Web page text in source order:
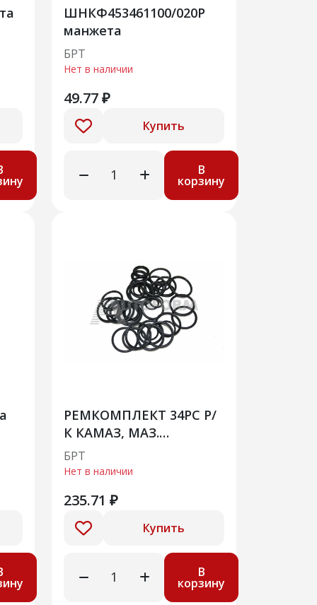
ШНКФ453461100/020Р
манжета
БРТ
Нет в наличии
49.77 ₽
Купить
В
корзину
РЕМКОМПЛЕКТ 34РС Р/
К КАМАЗ, МАЗ.
Манжеты секции
топливного насоса
ТНВД 4 намен
БРТ
Нет в наличии
235.71 ₽
Купить
В
корзину